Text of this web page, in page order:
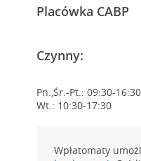
Placówka CABP
Czynny:
Pn.,Śr.-Pt.: 09:30-16:30
Wt.: 10:30-17:30
Wpłatomaty